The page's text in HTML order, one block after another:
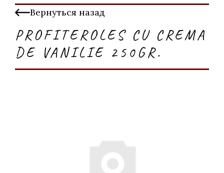
Вернуться назад
PROFITEROLES CU CREMA
DE VANILIE 250GR.